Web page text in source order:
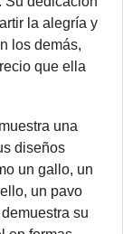
la alegría y
los demás,
que ella
una
diseños
un gallo, un
un pavo
su